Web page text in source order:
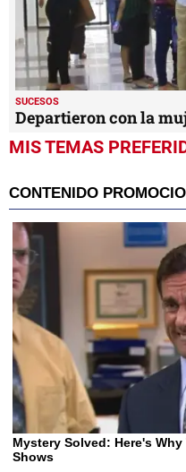
SUCESOS
Departieron con la
MIS TEMAS